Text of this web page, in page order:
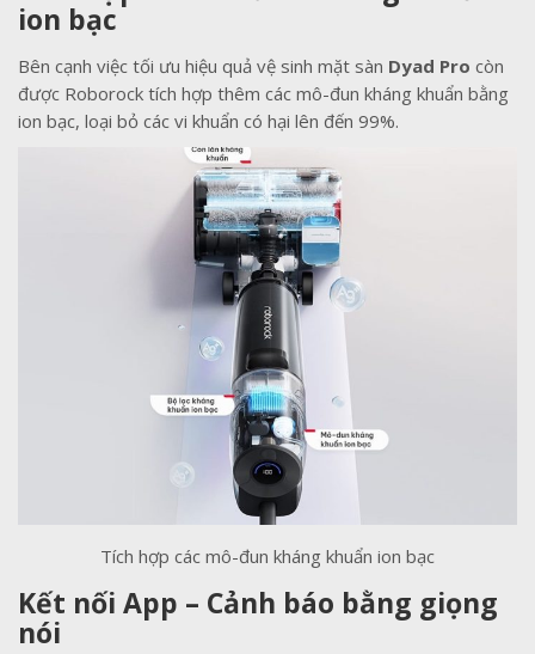
ion bạc
Bên cạnh việc tối ưu hiệu quả vệ sinh mặt sàn Dyad Pro còn
được Roborock tích hợp thêm các mô-đun kháng khuẩn bằng
ion bạc, loại bỏ các vi khuẩn có hại lên đến 99%.
Tích hợp các mô-đun kháng khuẩn ion bạc
Kết nối App – Cảnh báo bằng giọng
nói